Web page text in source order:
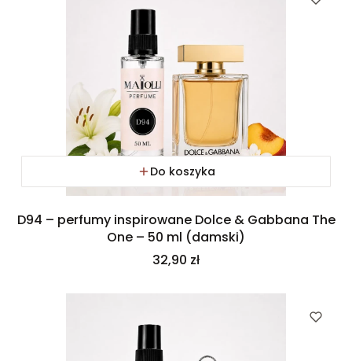
Do koszyka
D94 – perfumy inspirowane Dolce & Gabbana The
One – 50 ml (damski)
Cena
32,90 zł